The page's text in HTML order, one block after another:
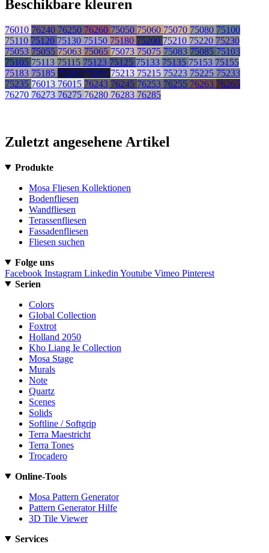
Beschikbare kleuren
76010 76240 76250 76260 75050 75060 75070 75080 75100
75110 75120 75130 75150 75180 75200 75210 75220 75230
75053 75055 75063 75065 75073 75075 75083 75085 75103
75105 75113 75115 75123 75125 75133 75135 75153 75155
75183 75185 75203 75205 75213 75215 75223 75225 75233
75235 76013 76015 76243 76245 76253 76255 76263 76265
76270 76273 76275 76280 76283 76285
Zuletzt angesehene Artikel
Produkte
Mosa Fliesen Kollektionen
Bodenfliesen
Wandfliesen
Terassenfliesen
Fassadenfliesen
Fliesen suchen
Folge uns
Facebook Instagram Linkedin Youtube Vimeo Pinterest
Serien
Colors
Global Collection
Foxtrot
Holland 2050
Kho Liang Ie Collection
Mosa Stage
Murals
Note
Quartz
Scenes
Solids
Softline / Softgrip
Terra Maestricht
Terra Tones
Trocadero
Online-Tools
Mosa Pattern Generator
Pattern Generator Hilfe
3D Tile Viewer
Services